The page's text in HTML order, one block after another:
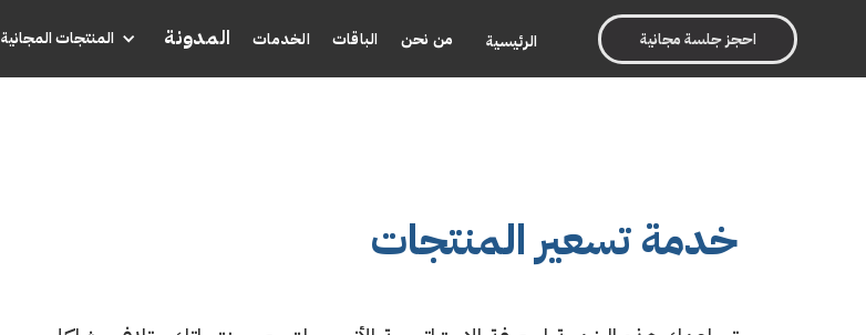
المنتجات المجانية المدونة الخدمات الباقات من نحن الرئيسية احجز جلسة مجانية
خدمة تسعير المنتجات